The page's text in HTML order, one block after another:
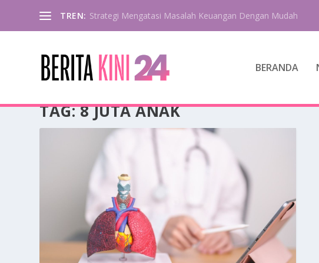
TREN: Strategi Mengatasi Masalah Keuangan Dengan Mudah
BERANDA
TAG:8 JUTA ANAK